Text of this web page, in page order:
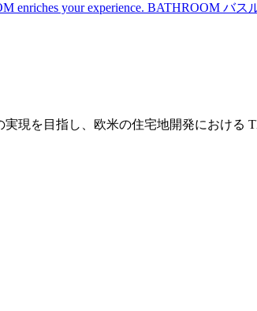
enriches your experience. BATHROOM バス
現を目指し、欧米の住宅地開発における